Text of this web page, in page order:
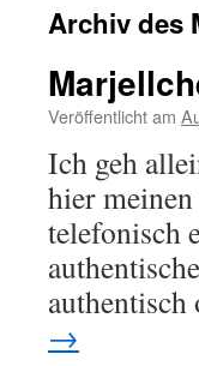
Archiv des
Veröffentlicht am
Ich geh
hier
telefonisch
→